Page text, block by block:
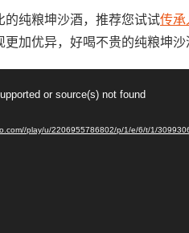
纯粮坤沙酒，推荐您试试传承
加优异，好喝不贵的纯粮坤沙
or source(s) not found
play/u/2206955786802/p/1/e/6/t/1/